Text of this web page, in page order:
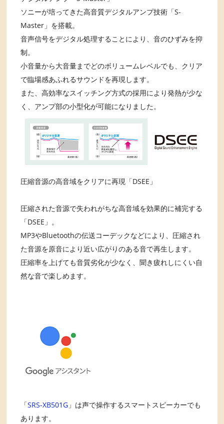
ソニーが培ってきた高音質デジタルアンプ技術「S-
Master」を搭載。
音声信号をデジタル処理することにより、音のひずみを抑
制。
小音量から大音量までどのボリュームレベルでも、クリア
で臨場感あふれるサウンドを再現します。
また、高効率なスイッチング方式の採用により発熱が少な
く、アンプ部の小型化が可能になりました。
圧縮音源の高音域をクリアに再現「DSEE」
圧縮された音源で失われがちな高音域を効果的に補完する
「DSEE」。
MP3やBluetoothの伝送コーデックなどにより、圧縮され
た音源を原音により近い広がりのある音で再生します。
圧縮率を上げても音質劣化が少なく、聞き疲れしにくい自
然な音で楽しめます。
「SRS-XB501G 」は声で操作するスマートスピーカーでも
あります。